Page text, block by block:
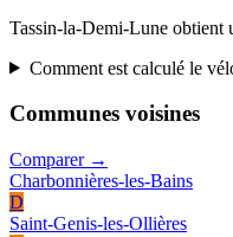
Tassin-la-Demi-Lune obtient
Comment est calculé le
Communes voisines
Comparer →
Charbonnières-les-Bains
D
Saint-Genis-les-Ollières